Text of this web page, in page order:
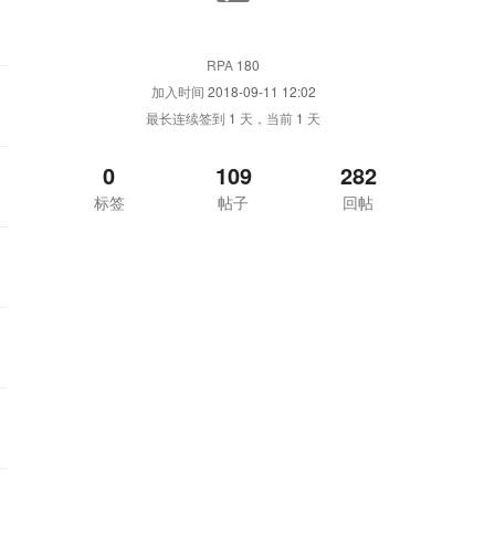
RPA 180
加入时间 2018-09-11 12:02
最长连续签到 1 天，当前 1 天
0
标签
109
帖子
282
回帖